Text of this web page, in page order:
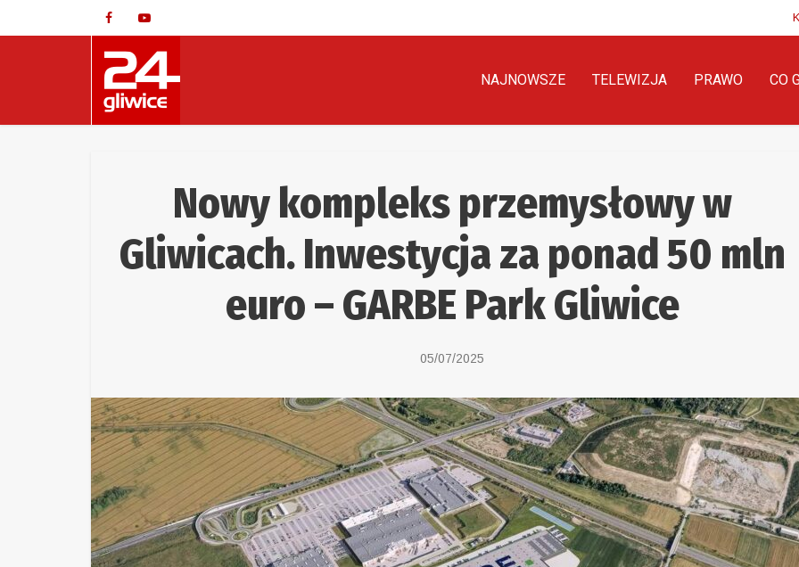
NAJNOWSZE TELEWIZJA PRAWO CO
Nowy kompleks przemysłowy w
Gliwicach. Inwestycja za ponad 50 mln
euro – GARBE Park Gliwice
05/07/2025